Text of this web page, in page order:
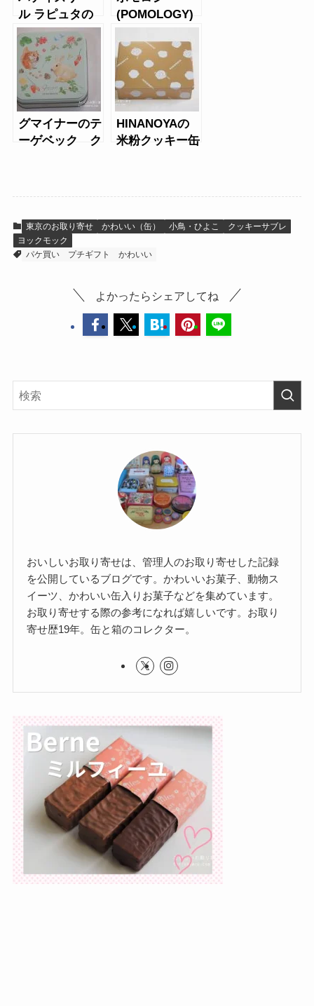
ル ラピュタの
プティシュシュ
（缶）
(POMOLOGY)
のクッキーショ
コラ缶
グマイナーのテ
ーゲベック ク
HINANOYAの
米粉クッキー缶
東京のお取り寄せ かわいい（缶） 小鳥・ひよこ
クッキーサブレ
ヨックモック
パケ買い
プチギフト かわいい
よかったらシェアしてね
おいしいお取り寄せは、管理人のお取り寄せした記録
を公開しているブログです。かわいいお菓子、動物ス
イーツ、かわいい缶入りお菓子などを集めています。
お取り寄せする際の参考になれば嬉しいです。お取り
寄せ歴19年。缶と箱のコレクター。